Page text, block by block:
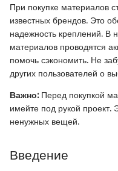
При покупке материалов
известных брендов. Это
надежность креплений. В
материалов проводятся
помочь сэкономить. Не
других пользователей о
Важно:Перед покупкой
имейте под рукой проект.
ненужных вещей.
Введение